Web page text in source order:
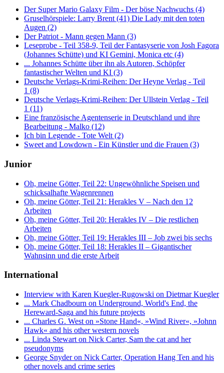
Der Super Mario Galaxy Film - Der böse Nachwuchs (4)
Gruselhörspiele: Larry Brent (41) Die Lady mit den toten
Augen (2)
Der Patriot - Mann gegen Mann (3)
Leseprobe - Teil 358-9, Teil der Fantasyserie von Josh Fagora
(Johannes Schütte) und KI Gemini, Monica etc (4)
... Johannes Schütte über ihn als Autoren, Schöpfer
fantastischer Welten und KI (3)
Deutsche Verlags-Krimi-Reihen: Der Heyne Verlag - Teil
1 (8)
Deutsche Verlags-Krimi-Reihen: Der Ullstein Verlag - Teil
1 (11)
Eine französische Agentenserie in Deutschland und ihre
Bearbeitung - Malko (12)
Ich bin Legende - Tote Welt (2)
Sweet and Lowdown - Ein Künstler und die Frauen (3)
Junior
Oh, meine Götter, Teil 22: Ungewöhnliche Speisen und
schicksalhafte Wagenrennen
Oh, meine Götter, Teil 21: Herakles V – Nach den 12
Arbeiten
Oh, meine Götter, Teil 20: Herakles IV – Die restlichen
Arbeiten
Oh, meine Götter, Teil 19: Herakles III – Job zwei bis sechs
Oh, meine Götter, Teil 18: Herakles II – Gigantischer
Wahnsinn und die erste Arbeit
International
Interview with Karen Kuegler-Rugowski on Dietmar Kuegler
... Mark Chadbourn on Underground, World's End, the
Hereward-Saga and his future projects
... Charles G. West on »Stone Hand«, »Wind River«, »Johnn
Hawk« and his other western novels
... Linda Stewart on Nick Carter, Sam the cat and her
pseudonyms
George Snyder on Nick Carter, Operation Hang Ten and his
other novels and crime series